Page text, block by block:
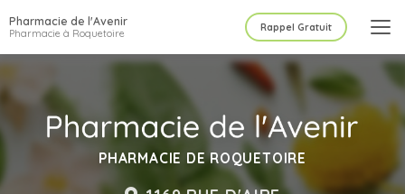
au
contenu
principal
Pharmacie de l'Avenir
Pharmacie à Roquetoire Rappel Gratuit
PHARMACIE DE ROQUETOIRE